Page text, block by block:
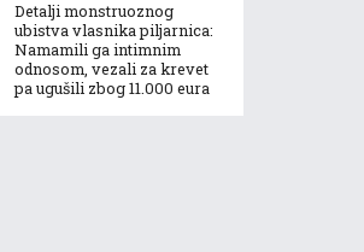
Detalji monstruoznog
ubistva vlasnika piljarnica:
Namamili ga intimnim
odnosom, vezali za krevet
pa ugušili zbog 11.000 eura